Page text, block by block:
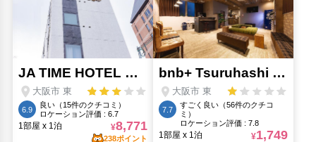
みゆき通り(130m)
道具屋筋アーケード(2.43km)
鶴橋(620m)
鶴橋市場(570m)
鶴橋駅(530m)
人気スポット
ユニバーサル・スタジオ・ジャパン(9.01km)
大阪城(3.2km)